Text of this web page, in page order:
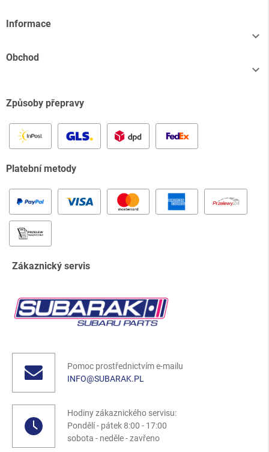
Informace

Obchod

Způsoby přepravy
Platební metody
Zákaznický servis
Pomoc prostřednictvím e-mailu
INFO@SUBARAK.PL
Hodiny zákaznického servisu:
Pondělí - pátek 8:00 - 17:00
sobota - neděle - zavřeno